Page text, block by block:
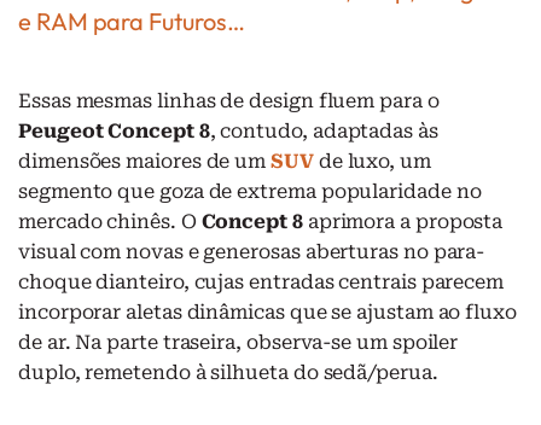
e RAM para Futuros…
Essas mesmas linhas de design fluem para o
Peugeot Concept 8, contudo, adaptadas às
dimensões maiores de umSUVde luxo, um
segmento que goza de extrema popularidade no
mercado chinês. O Concept 8aprimora a proposta
visual com novas e generosas aberturas no para-
choque dianteiro, cujas entradas centrais parecem
incorporar aletas dinâmicas que se ajustam ao fluxo
de ar. Na parte traseira, observa-se um spoiler
duplo, remetendo à silhueta do sedã/perua.